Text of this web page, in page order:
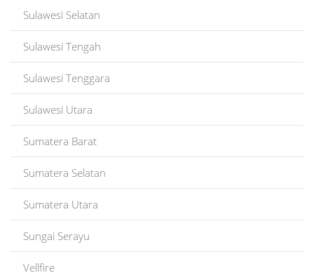
Sulawesi Selatan
Sulawesi Tengah
Sulawesi Tenggara
Sulawesi Utara
Sumatera Barat
Sumatera Selatan
Sumatera Utara
Sungai Serayu
Vellfire